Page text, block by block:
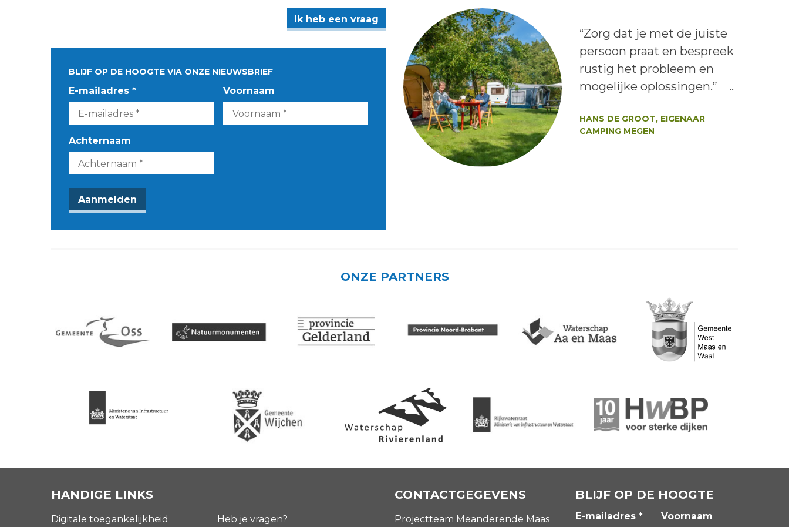
Ik heb een vraag
BLIJF OP DE HOOGTE VIA ONZE NIEUWSBRIEF
E-mailadres * Voornaam
Achternaam
Lees het bericht:
“Zorg dat je met de juiste
persoon praat en bespreek
rustig het probleem en
mogelijke oplossingen.” ..
HANS DE GROOT, EIGENAAR
CAMPING MEGEN
ONZE PARTNERS
HANDIGE LINKS
Digitale toegankelijkheid Heb je vragen?
CONTACTGEGEVENS
Projectteam Meanderende Maas
BLIJF OP DE HOOGTE
E-mailadres * Voornaam